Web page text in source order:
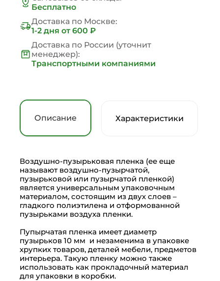
Бесплатно
Доставка по Москве:
1-2 дня от 600 ₽
Доставка по России (уточнит
менеджер):
Транспортными компаниями
Описание Характеристики
Воздушно-пузырьковая пленка (ее еще
называют воздушно-пузырчатой,
пузырьковой или пузырчатой пленкой)
является универсальным упаковочным
материалом, состоящим из двух слоев –
гладкого полиэтилена и отформованной
пузырьками воздуха пленки.
Пупырчатая пленка имеет диаметр
пузырьков 10 мм и незаменима в упаковке
хрупких товаров, деталей мебели, предметов
интерьера. Такую пленку можно также
использовать как прокладочный материал
для упаковки в коробки.